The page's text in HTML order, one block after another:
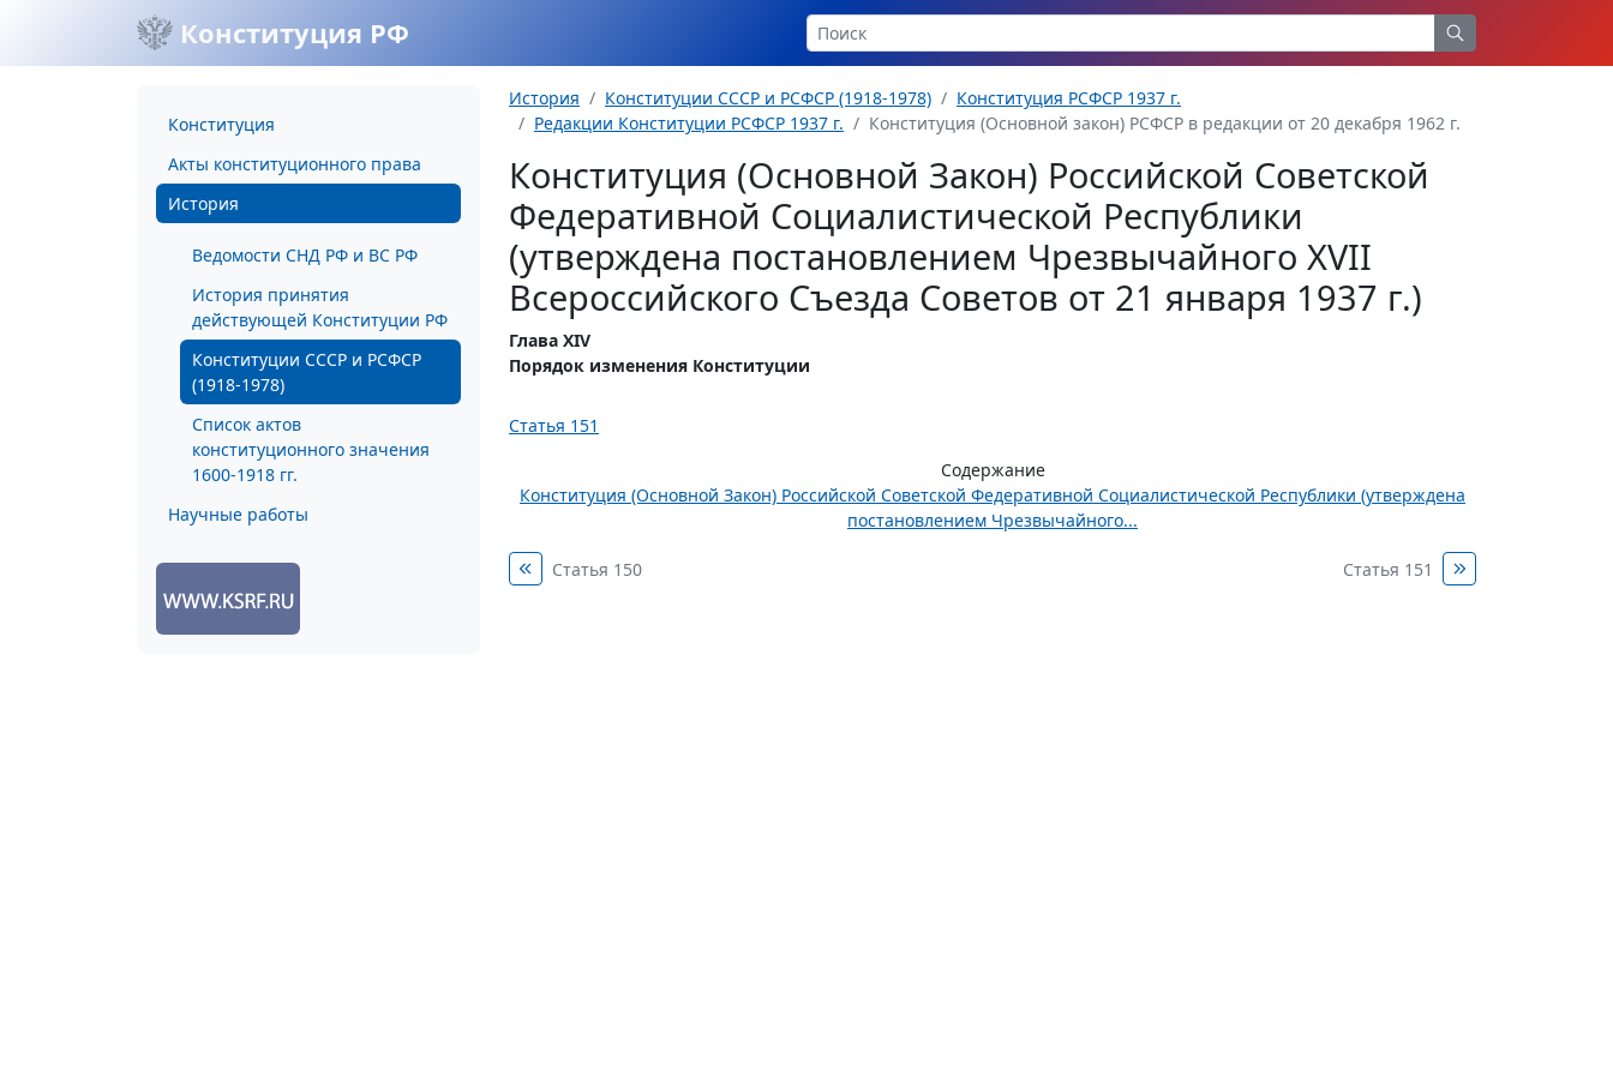
Конституция РФ
Конституция
Акты конституционного права
История
Ведомости СНД РФ и ВС РФ
История принятия
действующей Конституции РФ
Конституции СССР и РСФСР
(1918-1978)
Список актов
конституционного значения
1600-1918 гг.
Научные работы
История Конституции СССР и РСФСР (1918-1978)
Конституция РСФСР 1937 г.
Редакции Конституции РСФСР 1937 г.
Конституция (Основной закон) РСФСР в редакции от 20 декабря 1962 г.
Конституция (Основной Закон) Российской Советской
Федеративной Социалистической Республики
(утверждена постановлением Чрезвычайного XVII
Всероссийского Съезда Советов от 21 января 1937 г.)
Глава XIV
Порядок изменения Конституции
Статья 151
Содержание
Конституция (Основной Закон) Российской Советской Федеративной Социалистической Республики (утверждена
постановлением Чрезвычайного...
Статья 150 Статья 151